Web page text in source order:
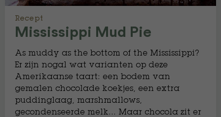
Recept
Mississippi Mud Pie
As muddy as the bottom of the Mississippi?
Er zijn nogal wat varianten op deze
Amerikaanse taart: een bodem van
gemalen chocolade koekjes, een extra
puddinglaag, marshmallows,
gecondenseerde melk… Maar chocola zit er